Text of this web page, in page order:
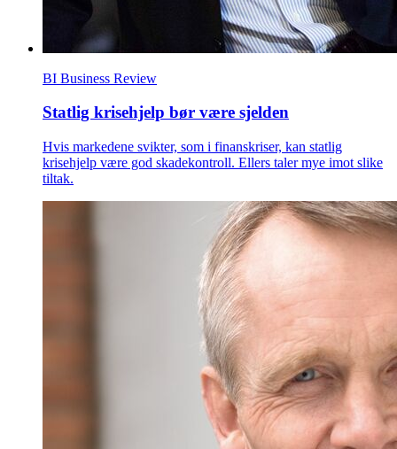
BI Business Review
Statlig krisehjelp bør være sjelden
Hvis markedene svikter, som i finanskriser, kan statlig
krisehjelp være god skadekontroll. Ellers taler mye imot slike
tiltak.